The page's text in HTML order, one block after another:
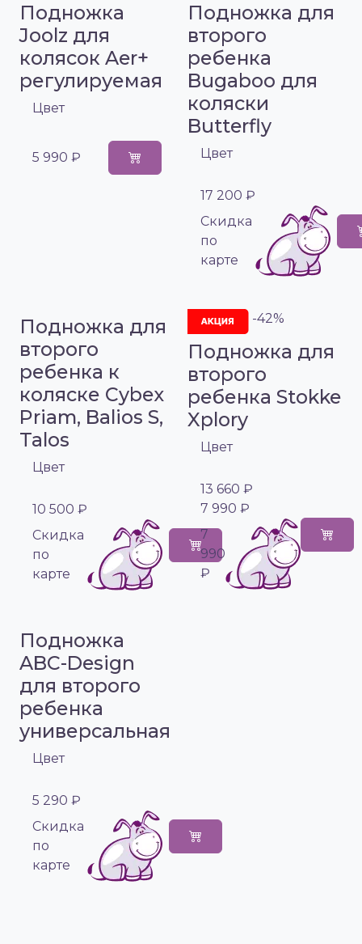
Подножка
Joolz для
колясок Aer+
регулируемая
Цвет
5 990 ₽
Подножка для
второго
ребенка
Bugaboo для
коляски
Butterfly
Цвет
17 200 ₽
Cкидка
по
карте
Подножка для
второго
ребенка к
коляске Cybex
Priam, Balios S,
Talos
Цвет
10 500 ₽
Cкидка
по
карте
-42%
Подножка для
второго
ребенка Stokke
Xplory
Цвет
13 660 ₽
7 990 ₽
7
990
₽
Подножка
ABC-Design
для второго
ребенка
универсальная
Цвет
5 290 ₽
Cкидка
по
карте